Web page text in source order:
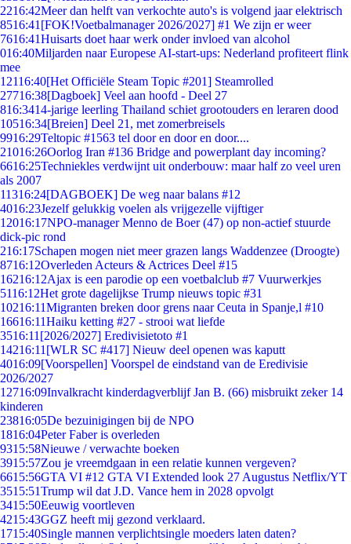
2216:42Meer dan helft van verkochte auto's is volgend jaar elektrisch
8516:41 [FOK!Voetbalmanager 2026/2027] #1 We zijn er weer
7616:41Huisarts doet haar werk onder invloed van alcohol
016:40Miljarden naar Europese AI-start-ups: Nederland profiteert flink
mee
12116:40[Het Officiële Steam Topic #201] Steamrolled
27716:38[Dagboek] Veel aan hoofd - Deel 27
816:3414-jarige leerling Thailand schiet grootouders en leraren dood
10516:34[Breien] Deel 21, met zomerbreisels
9916:29Teltopic #1563 tel door en door en door....
21016:26Oorlog Iran #136 Bridge and powerplant day incoming?
6616:25Techniekles verdwijnt uit onderbouw: maar half zo veel uren
als 2007
11316:24[DAGBOEK] De weg naar balans #12
4016:23Jezelf gelukkig voelen als vrijgezelle vijftiger
12016:17NPO-manager Menno de Boer (47) op non-actief stuurde
dick-pic rond
216:17Schapen mogen niet meer grazen langs Waddenzee (Droogte)
8716:12Overleden Acteurs & Actrices Deel #15
16216:12Ajax is een parodie op een voetbalclub #7 Vuurwerkjes
5116:12Het grote dagelijkse Trump nieuws topic #31
10216:11Migranten breken door grens naar Ceuta in Spanje,l #10
16616:11Haiku ketting #27 - strooi wat liefde
3516:11 [2026/2027] Eredivisietoto #1
14216:11 [WLR SC #417] Nieuw deel openen was kaputt
4016:09[Voorspellen] Voorspel de eindstand van de Eredivisie
2026/2027
12716:09Invalkracht kinderdagverblijf Jan B. (66) misbruikt zeker 14
kinderen
23816:05De bezuinigingen bij de NPO
1816:04Peter Faber is overleden
9315:58Nieuwe / verwachte boeken
3915:57Zou je vreemdgaan in een relatie kunnen vergeven?
6615:56GTA VI #12 GTA VI Extended look 27 Augustus Netflix/YT
3515:51Trump wil dat J.D. Vance hem in 2028 opvolgt
3415:50Eeuwig voortleven
4215:43GGZ heeft mij gezond verklaard.
1715:40Single mannen verplichtsingle moeders laten daten?